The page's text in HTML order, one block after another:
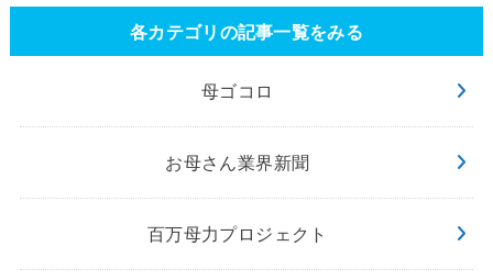
各カテゴリの記事一覧をみる
母ゴコロ
お母さん業界新聞
百万母力プロジェクト